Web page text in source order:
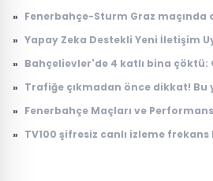
» Fenerbahçe-Sturm Graz maçında
» Yapay Zeka Destekli Yeni İletişim
» Bahçelievler'de 4 katlı bina çöktü:
» Trafiğe çıkmadan önce dikkat! Bu
» Fenerbahçe Maçları ve
» TV100 şifresiz canlı izleme